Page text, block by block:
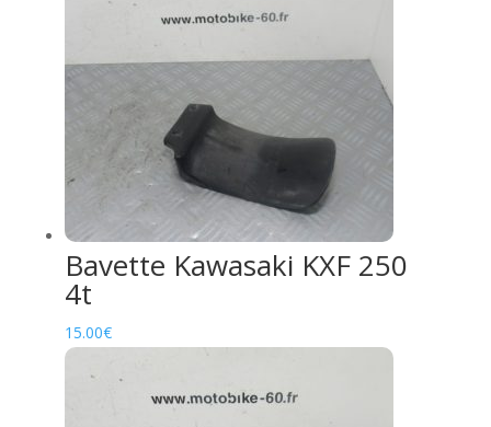
Bavette Kawasaki KXF 250
4t
15.00€